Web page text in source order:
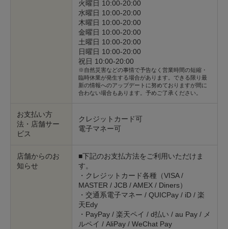
火曜日 10:00-20:00
水曜日 10:00-20:00
木曜日 10:00-20:00
金曜日 10:00-20:00
土曜日 10:00-20:00
日曜日 10:00-20:00
祝日 10:00-20:00
※自然災害などの事情で予告なく営業時間の短縮・
臨時休業が発生する場合があります。できる限り最
新の情報へのアップデートに努めておりますが間に
合わない場合もあります。予めご了承ください。
お支払い方
法・店舗サー
ビス
クレジットカード可
電子マネー可
店舗からのお
知らせ
■下記のお支払方法をご利用いただけま
す。
・クレジットカード各種（VISA /
MASTER / JCB / AMEX / Diners）
・交通系電子マネー / QUICPay / iD / 楽
天Edy
・PayPay / 楽天ペイ / d払い / au Pay / メ
ルペイ / AliPay / WeChat Pay